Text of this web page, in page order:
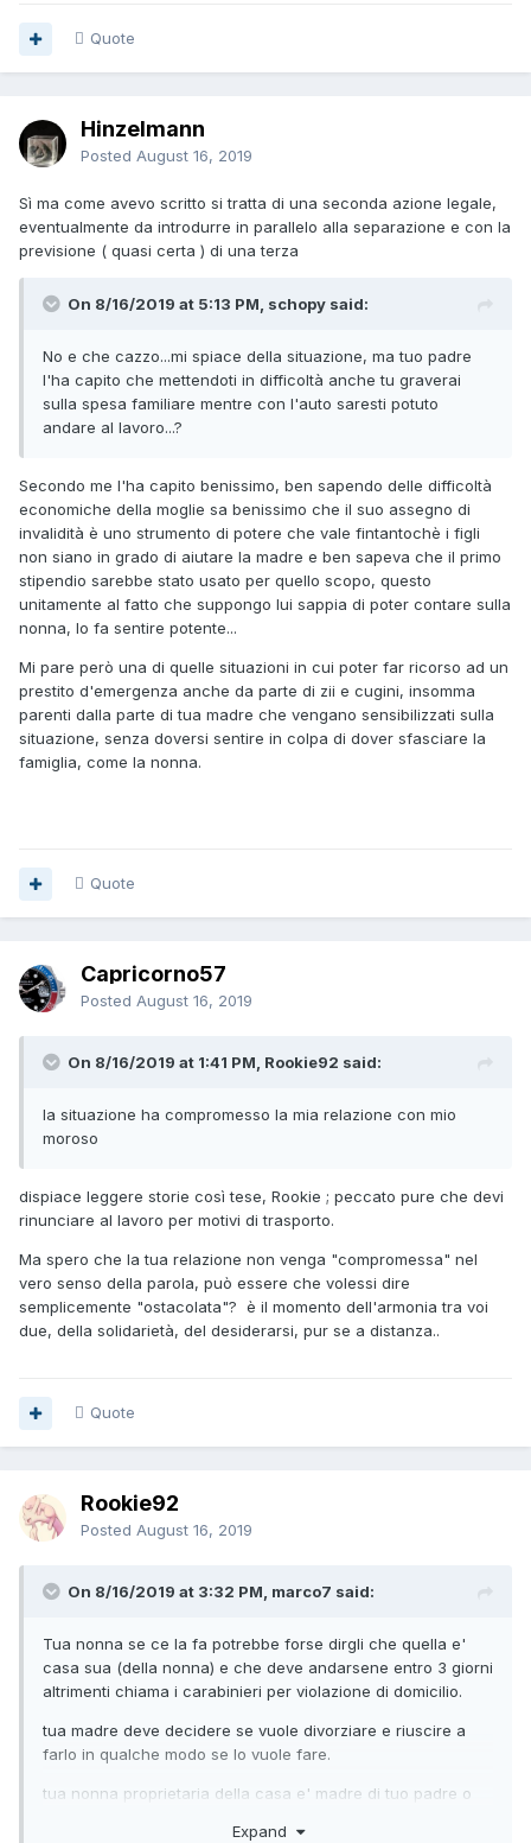
Quote
Hinzelmann
Posted August 16, 2019
Sì ma come avevo scritto si tratta di una seconda azione legale,
eventualmente da introdurre in parallelo alla separazione e con la
previsione ( quasi certa ) di una terza
On 8/16/2019 at 5:13 PM, schopy said:
No e che cazzo...mi spiace della situazione, ma tuo padre
l'ha capito che mettendoti in difficoltà anche tu graverai
sulla spesa familiare mentre con l'auto saresti potuto
andare al lavoro...?
Secondo me l'ha capito benissimo, ben sapendo delle difficoltà
economiche della moglie sa benissimo che il suo assegno di
invalidità è uno strumento di potere che vale fintantochè i figli
non siano in grado di aiutare la madre e ben sapeva che il primo
stipendio sarebbe stato usato per quello scopo, questo
unitamente al fatto che suppongo lui sappia di poter contare sulla
nonna, lo fa sentire potente...
Mi pare però una di quelle situazioni in cui poter far ricorso ad un
prestito d'emergenza anche da parte di zii e cugini, insomma
parenti dalla parte di tua madre che vengano sensibilizzati sulla
situazione, senza doversi sentire in colpa di dover sfasciare la
famiglia, come la nonna.
Quote
Capricorno57
Posted August 16, 2019
On 8/16/2019 at 1:41 PM, Rookie92 said:
la situazione ha compromesso la mia relazione con mio
moroso
dispiace leggere storie così tese, Rookie ; peccato pure che devi
rinunciare al lavoro per motivi di trasporto.
Ma spero che la tua relazione non venga "compromessa" nel
vero senso della parola, può essere che volessi dire
semplicemente "ostacolata"? è il momento dell'armonia tra voi
due, della solidarietà, del desiderarsi, pur se a distanza..
Quote
Rookie92
Posted August 16, 2019
On 8/16/2019 at 3:32 PM, marco7 said:
Tua nonna se ce la fa potrebbe forse dirgli che quella e'
casa sua (della nonna) e che deve andarsene entro 3 giorni
altrimenti chiama i carabinieri per violazione di domicilio.
tua madre deve decidere se vuole divorziare e riuscire a
farlo in qualche modo se lo vuole fare.
tua nonna proprietaria della casa e' madre di tuo padre o
Expand